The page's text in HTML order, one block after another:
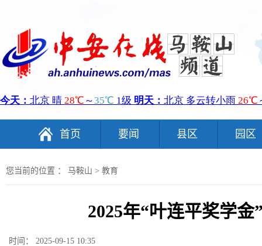
首页 要闻 县区 园区
您当前的位置 ： 马鞍山 > 教育
2025年“叶连平奖学金
时间： 2025-09-15 10:35